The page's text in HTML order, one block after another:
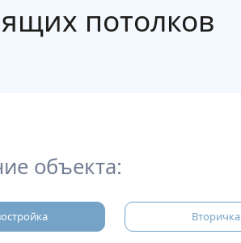
потолков
объекта:
Вторичка